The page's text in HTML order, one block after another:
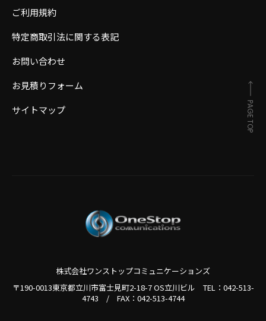
ご利用規約
特定商取引法に関する表記
お問い合わせ
お見積りフォーム
サイトマップ
株式会社ワンストップコミュニケーションズ
〒190-0013東京都立川市富士見町2-18-7 OS立川ビル TEL： 042-513-
4743 / FAX：042-513-4744
PAGE TOP